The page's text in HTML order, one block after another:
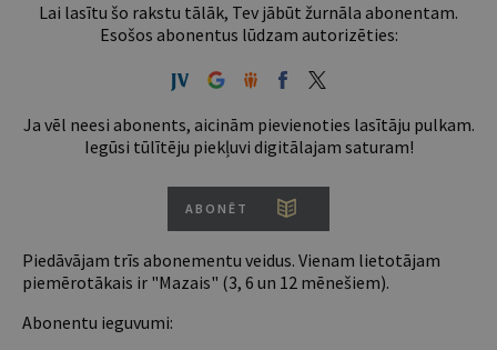
Lai lasītu šo rakstu tālāk, Tev jābūt žurnāla abonentam.
Esošos abonentus lūdzam autorizēties:
Ja vēl neesi abonents, aicinām pievienoties lasītāju pulkam.
Iegūsi tūlītēju piekļuvi digitālajam saturam!
ABONĒT
Piedāvājam trīs abonementu veidus. Vienam lietotājam
piemērotākais ir "Mazais" (3, 6 un 12 mēnešiem).
Abonentu ieguvumi: